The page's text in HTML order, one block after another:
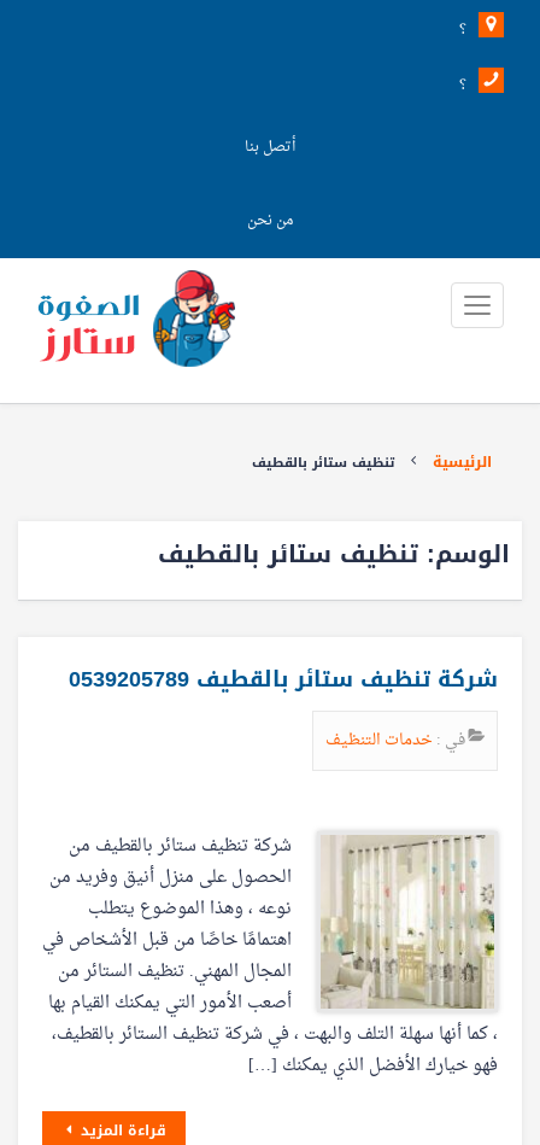
؟
أتصل بنا
من نحن
الرئيسية تنظيف ستائر بالقطيف
الوسم: تنظيف ستائر بالقطيف
شركة تنظيف ستائر بالقطيف 0539205789
في : خدمات التنظيف
شركة تنظيف ستائر بالقطيف من
الحصول على منزل أنيق وفريد من
نوعه ، وهذا الموضوع يتطلب
اهتمامًا خاصًا من قبل الأشخاص في
المجال المهني. تنظيف الستائر من
أصعب الأمور التي يمكنك القيام بها
، كما أنها سهلة التلف والبهت ، في شركة تنظيف الستائر بالقطيف،
فهو خيارك الأفضل الذي يمكنك […]
قراءة المزيد